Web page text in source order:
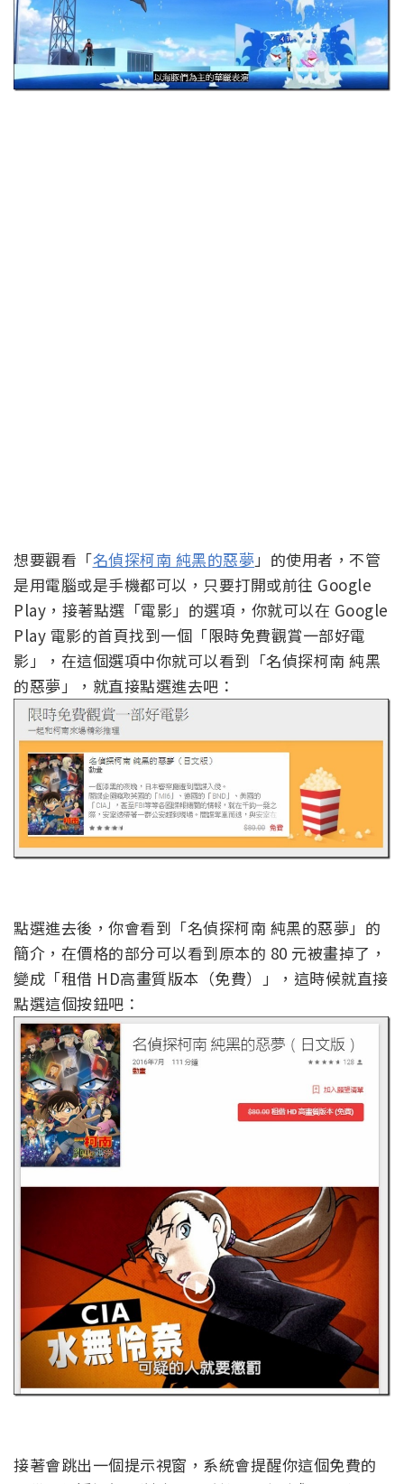
想要觀看「名偵探柯南 純黑的惡夢」的使用者，不管
是用電腦或是手機都可以，只要打開或前往 Google
Play，接著點選「電影」的選項，你就可以在 Google
Play 電影的首頁找到一個「限時免費觀賞一部好電
影」，在這個選項中你就可以看到「名偵探柯南 純黑
的惡夢」，就直接點選進去吧：
點選進去後，你會看到「名偵探柯南 純黑的惡夢」的
簡介，在價格的部分可以看到原本的 80 元被畫掉了，
變成「租借 HD高畫質版本（免費）」，這時候就直接
點選這個按鈕吧：
接著會跳出一個提示視窗，系統會提醒你這個免費的